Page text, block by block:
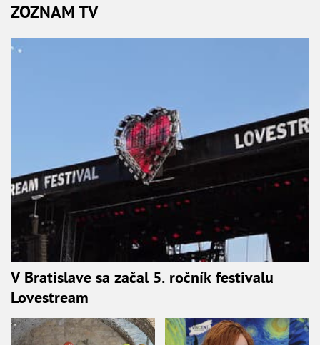
ZOZNAM TV
V Bratislave sa začal 5. ročník festivalu
Lovestream